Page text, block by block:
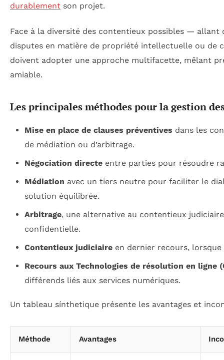
durablement son projet.
Face à la diversité des contentieux possibles —
disputes en matière de propriété intellectuelle ou
doivent adopter une approche multifacette, mêlant
amiable.
Les principales méthodes pour la gestion
Mise en place de clauses préventives dans les
de médiation ou d’arbitrage.
Négociation directeentre parties pour résoudre
Médiation avec un tiers neutre pour faciliter le
solution équilibrée.
Arbitrage, une alternative au contentieux
confidentielle.
Contentieux judiciaireen dernier recours, lorsque
Recours aux Technologies de résolution en ligne
différends liés aux services numériques.
Un tableau sínthetique présente les avantages et
Méthode Avantages